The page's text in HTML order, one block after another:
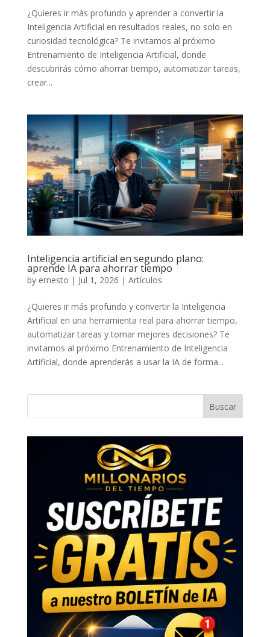
¿Quieres ir más profundo y aprender a convertir la
Inteligencia Artificial en resultados reales, no solo en
curiosidad tecnológica? Te invitamos al próximo
Entrenamiento de Inteligencia Artificial, donde
descubrirás cómo ahorrar tiempo, automatizar tareas,
crear...
Inteligencia artificial en segundo plano:
aprende IA para ahorrar tiempo
by ernesto | Jul 1, 2026 | Artículos
¿Quieres ir más profundo y convertir la Inteligencia
Artificial en una herramienta real para ahorrar tiempo,
automatizar tareas y tomar mejores decisiones? Te
invitamos al próximo Entrenamiento de Inteligencia
Artificial, donde aprenderás a usar la IA de forma...
Buscar